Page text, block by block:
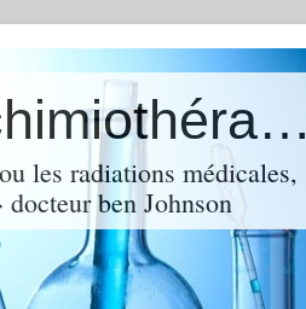
Le cancer sur ordonnances, chimiothérapies, radiothérapie et solutions alternatives naturelles
les radiations médicales,
ben Johnson